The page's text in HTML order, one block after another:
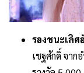
รองชนะเลิศ
เชฐศักดิ์ จาก